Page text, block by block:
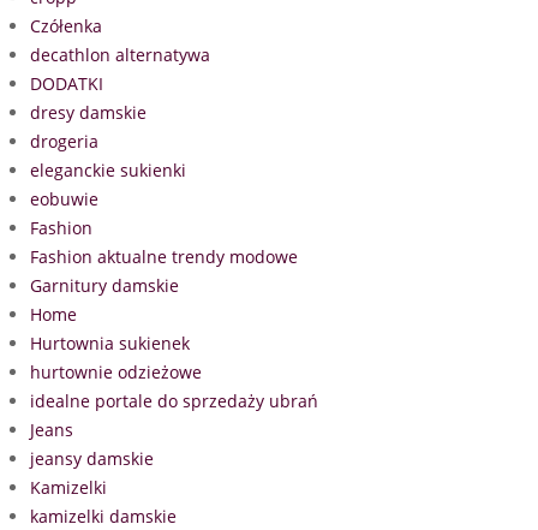
Czółenka
decathlon alternatywa
DODATKI
dresy damskie
drogeria
eleganckie sukienki
eobuwie
Fashion
Fashion aktualne trendy modowe
Garnitury damskie
Home
Hurtownia sukienek
hurtownie odzieżowe
idealne portale do sprzedaży ubrań
Jeans
jeansy damskie
Kamizelki
kamizelki damskie